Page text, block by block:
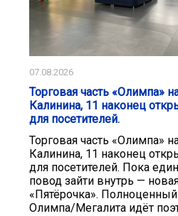
07.08.2026
Торговая часть «Олимпа»
Калинина, 11 наконец
для посетителей.
Торговая часть «Олимпа»
Калинина, 11 наконец
для посетителей. Пока
повод зайти внутрь —
«Пятёрочка». Полноценный
Олимпа/Мегалита идёт